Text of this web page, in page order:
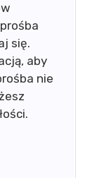
się.
aby
nie